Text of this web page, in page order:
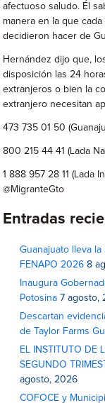
afectuoso saludo. Él
manera en la que
decidieron hacer de
Hernández dijo que,
disposición las 24
extranjeros o bien la
extranjero necesitan
473 735 01 50
800 215 44 41 (Lada
1 888 957 28 11 (Lada
@MigranteGto
Entradas
Guanajuato lleva
FENAPO 2026 8
Inaugura
Potosina 7 agosto,
Descartan
de Taylor Farms
EL INSTITUTO DE
SEGUNDO
agosto, 2026
COFOCE y